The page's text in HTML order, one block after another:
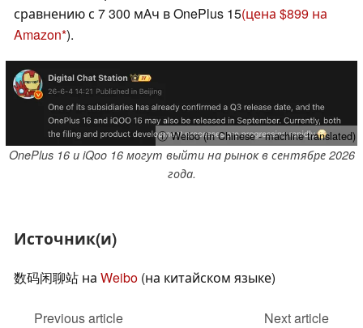
сравнению с 7 300 мАч в OnePlus 15(цена $899 на
Amazon ).
ⓘ Weibo (in Chinese - machine translated)
OnePlus 16 и iQoo 16 могут выйти на рынок в сентябре 2026
года.
Источник(и)
数码闲聊站 на Weibo (на китайском языке)
Previous article
Next article